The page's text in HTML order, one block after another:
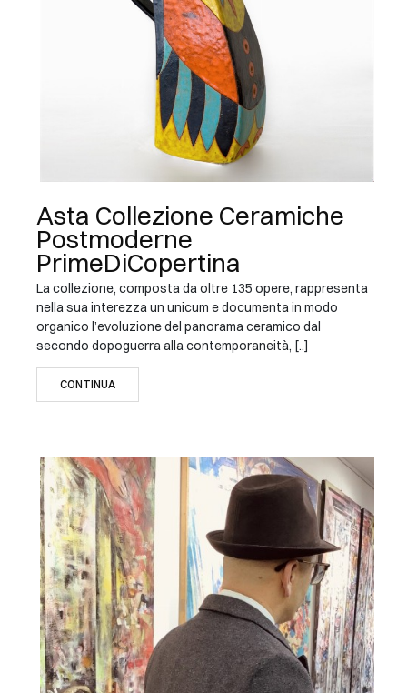
Asta Collezione Ceramiche
Postmoderne
PrimeDiCopertina
La collezione, composta da oltre 135 opere, rappresenta
nella sua interezza un unicum e documenta in modo
organico l’evoluzione del panorama ceramico dal
secondo dopoguerra alla contemporaneità, [..]
CONTINUA